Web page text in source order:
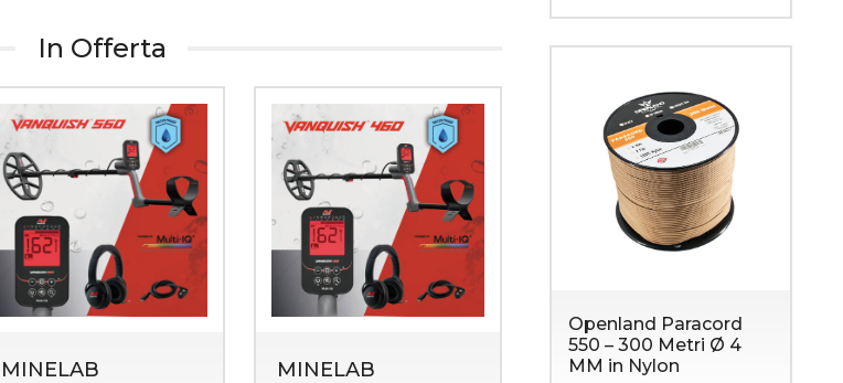
In Offerta
MINELAB
MINELAB
Openland Paracord
550 – 300 Metri Ø 4
MM in Nylon